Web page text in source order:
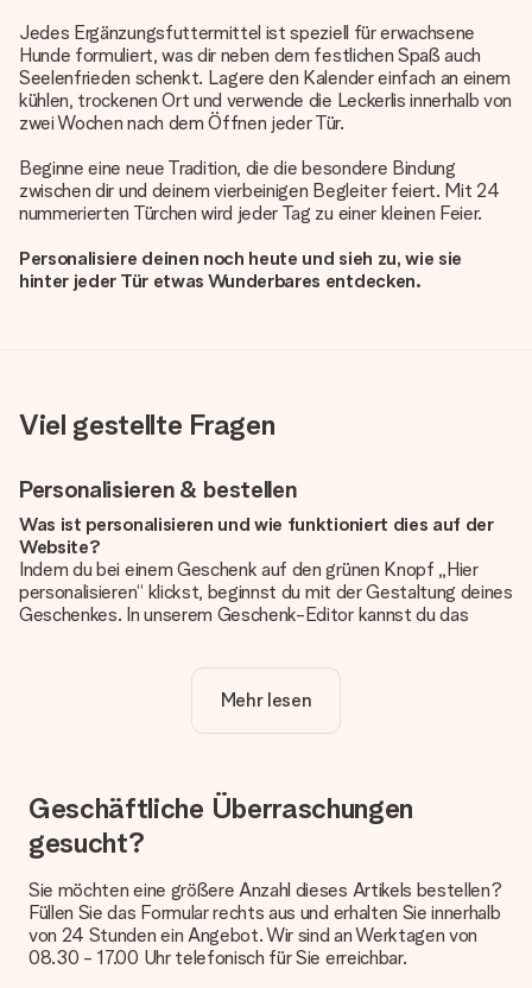
Jedes Ergänzungsfuttermittel ist speziell für erwachsene
Hunde formuliert, was dir neben dem festlichen Spaß auch
Seelenfrieden schenkt. Lagere den Kalender einfach an einem
kühlen, trockenen Ort und verwende die Leckerlis innerhalb von
zwei Wochen nach dem Öffnen jeder Tür.
Beginne eine neue Tradition, die die besondere Bindung
zwischen dir und deinem vierbeinigen Begleiter feiert. Mit 24
nummerierten Türchen wird jeder Tag zu einer kleinen Feier.
Personalisiere deinen noch heute und sieh zu, wie sie
hinter jeder Tür etwas Wunderbares entdecken.
Viel gestellte Fragen
Personalisieren & bestellen
Was ist personalisieren und wie funktioniert dies auf der
Website?
Indem du bei einem Geschenk auf den grünen Knopf „Hier
personalisieren“ klickst, beginnst du mit der Gestaltung deines
Geschenkes. In unserem Geschenk-Editor kannst du das
noch eines unserer angebotenen Designs, um deinem
Geschenk die perfekte Ausstrahlung zu verleihen.
Personalisierung. So ist und bleibt es übersichtlich!
Hat mein Foto die richtige Qualität?
Wir möchten sicherstellen, dass du mit deinem Geschenk
rundum zufrieden bist. Deshalb ist es wichtig, qualitativ
hochwertige Fotos zu verwenden. Wenn du dir nicht sicher
bist, ob dein Bild die erforderliche Qualität aufweist, wende
dich bitte an unseren Kundenservice und füge dein Foto
Mehr lesen
Geschäftliche Überraschungen
gesucht?
Sie möchten eine größere Anzahl dieses Artikels bestellen?
Füllen Sie das Formular rechts aus und erhalten Sie innerhalb
von 24 Stunden ein Angebot. Wir sind an Werktagen von
08.30 - 17.00 Uhr telefonisch für Sie erreichbar.